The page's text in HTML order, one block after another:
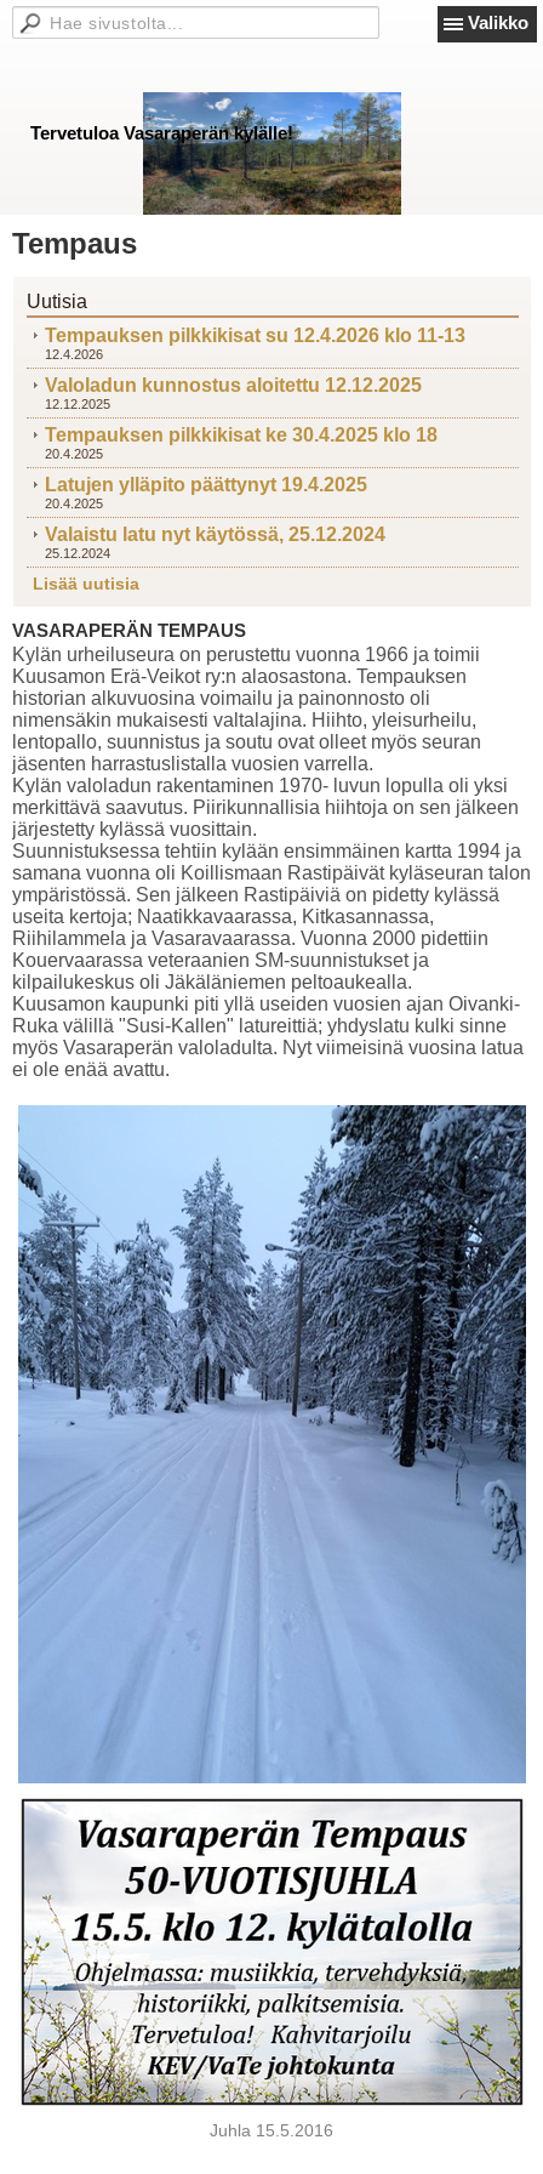
Valikko
Tervetuloa Vasaraperän kylälle!
Tempaus
Uutisia
Tempauksen pilkkikisat su 12.4.2026 klo 11-13
12.4.2026
Valoladun kunnostus aloitettu 12.12.2025
12.12.2025
Tempauksen pilkkikisat ke 30.4.2025 klo 18
20.4.2025
Latujen ylläpito päättynyt 19.4.2025
20.4.2025
Valaistu latu nyt käytössä, 25.12.2024
25.12.2024
Lisää uutisia
VASARAPERÄN TEMPAUS
Kylän urheiluseura on perustettu vuonna 1966 ja toimii
Kuusamon Erä-Veikot ry:n alaosastona. Tempauksen
historian alkuvuosina voimailu ja painonnosto oli
nimensäkin mukaisesti valtalajina. Hiihto, yleisurheilu,
lentopallo, suunnistus ja soutu ovat olleet myös seuran
jäsenten harrastuslistalla vuosien varrella.
Kylän valoladun rakentaminen 1970- luvun lopulla oli yksi
merkittävä saavutus. Piirikunnallisia hiihtoja on sen jälkeen
järjestetty kylässä vuosittain.
Suunnistuksessa tehtiin kylään ensimmäinen kartta 1994 ja
samana vuonna oli Koillismaan Rastipäivät kyläseuran talon
ympäristössä. Sen jälkeen Rastipäiviä on pidetty kylässä
useita kertoja; Naatikkavaarassa, Kitkasannassa,
Riihilammela ja Vasaravaarassa. Vuonna 2000 pidettiin
Kouervaarassa veteraanien SM-suunnistukset ja
kilpailukeskus oli Jäkäläniemen peltoaukealla.
Kuusamon kaupunki piti yllä useiden vuosien ajan Oivanki-
Ruka välillä "Susi-Kallen" latureittiä; yhdyslatu kulki sinne
myös Vasaraperän valoladulta. Nyt viimeisinä vuosina latua
ei ole enää avattu.
Juhla 15.5.2016